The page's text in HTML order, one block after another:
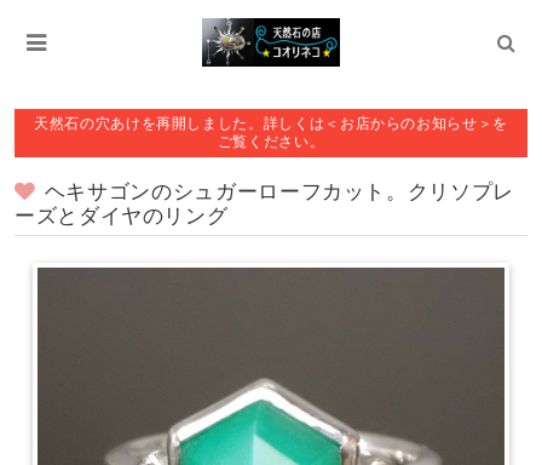
天然石の穴あけを再開しました。詳しくは＜お店からのお知らせ＞を
ご覧ください。
ヘキサゴンのシュガーローフカット。クリソプレ
ーズとダイヤのリング